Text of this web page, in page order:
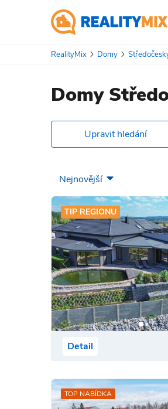
RealityMix Domy
Domy
Upravit hledání
TIP REGIONU
Detail
TOP NABÍDKA